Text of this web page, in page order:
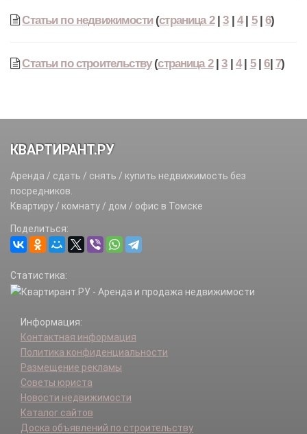
Статьи по недвижимости(страница 2|3| 4| 5|6)
Статьи по строительству(страница 2|3|4| 5|6| 7)
КВАРТИРАНТ.РУ
Аренда / сдать / снять / купить недвижимость без
посредников.
Квартиру / комнату / дом / офис в Томске
Поделиться:
Статистика:
Информация:
Контактная информация
Политика конфиденциальности
Размещение рекламы
Советы юриста
Новости недвижимости
Каталог сайтов
Доска объявлений по строительству